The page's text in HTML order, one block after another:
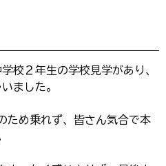
校２年生の学校見学があり、
ました。
ため乗れず、皆さん気合で本